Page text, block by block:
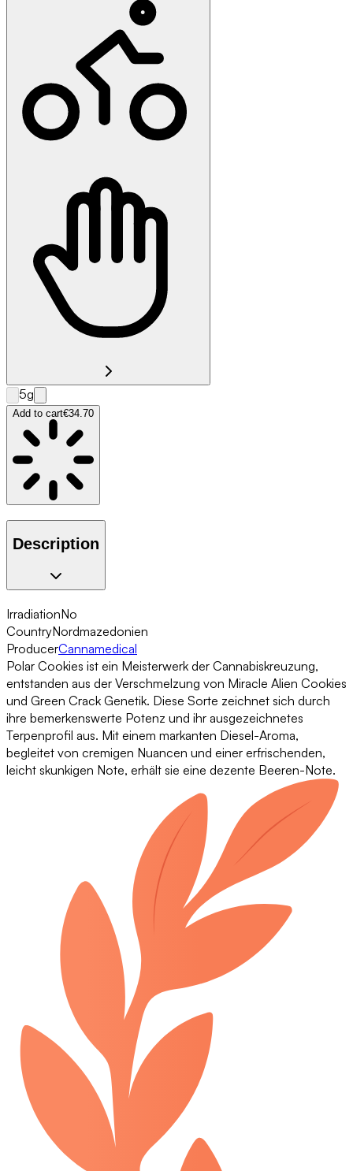
5g
Add to cart€34.70
Description
IrradiationNo
CountryNordmazedonien
ProducerCannamedical
Polar Cookies ist ein Meisterwerk der Cannabiskreuzung,
entstanden aus der Verschmelzung von Miracle Alien Cookies
und Green Crack Genetik. Diese Sorte zeichnet sich durch
ihre bemerkenswerte Potenz und ihr ausgezeichnetes
Terpenprofil aus. Mit einem markanten Diesel-Aroma,
begleitet von cremigen Nuancen und einer erfrischenden,
leicht skunkigen Note, erhält sie eine dezente Beeren-Note.